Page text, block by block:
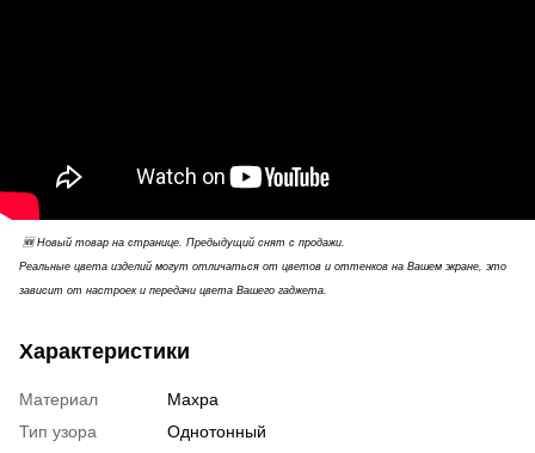
🆕 Новый товар на странице. Предыдущий снят с продажи.
Реальные цвета изделий могут отличаться от цветов и оттенков на Вашем экране, это
зависит от настроек и передачи цвета Вашего гаджета.
Характеристики
Материал
Махра
Тип узора
Однотонный